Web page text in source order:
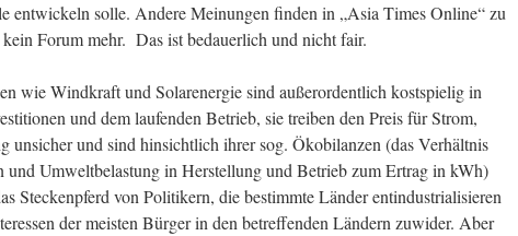
entwickeln solle. Andere Meinungen finden in „Asia Times Online“ zu
kein Forum mehr. Das ist bedauerlich und nicht fair.
wie Windkraft und Solarenergie sind außerordentlich kostspielig in
und dem laufenden Betrieb, sie treiben den Preis für Strom,
unsicher und sind hinsichtlich ihrer sog. Ökobilanzen (das Verhältnis
Umweltbelastung in Herstellung und Betrieb zum Ertrag in kWh)
Steckenpferd von Politikern, die bestimmte Länder entindustrialisieren
der meisten Bürger in den betreffenden Ländern zuwider. Aber